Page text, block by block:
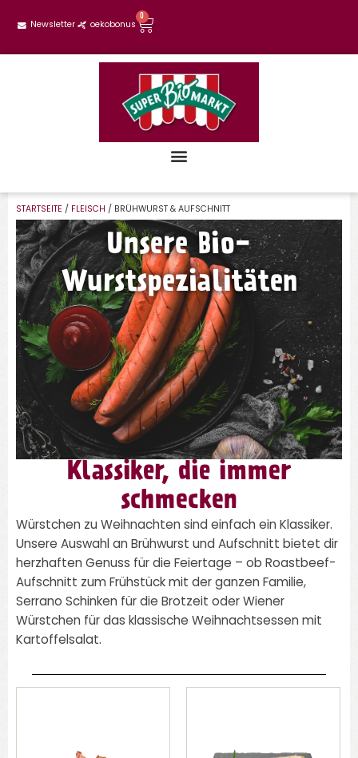
Newsletter oekobonus
0
STARTSEITE / FLEISCH / BRÜHWURST & AUFSCHNITT
Unsere Bio-
Wurstspezialitäten
Klassiker, die immer
schmecken
Würstchen zu Weihnachten sind einfach ein Klassiker.
Unsere Auswahl an Brühwurst und Aufschnitt bietet dir
herzhaften Genuss für die Feiertage – ob Roastbeef-
Aufschnitt zum Frühstück mit der ganzen Familie,
Serrano Schinken für die Brotzeit oder Wiener
Würstchen für das klassische Weihnachtsessen mit
Kartoffelsalat.